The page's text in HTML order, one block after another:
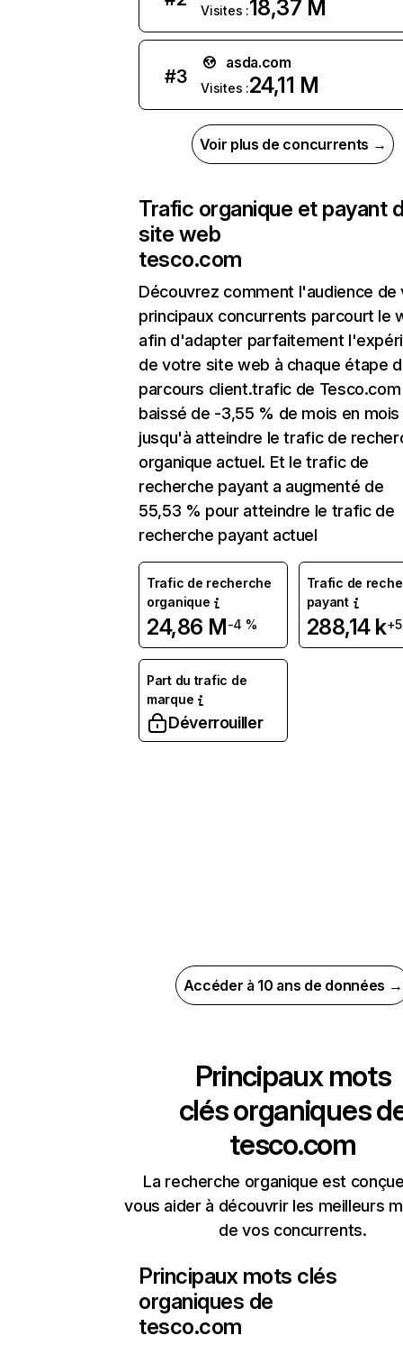
Visites :18,37 M
#3
asda.com
Visites :24,11 M
Voir plus de concurrents →
Trafic organique et payant
site web
tesco.com
Découvrez comment l'audience de
principaux concurrents parcourt le
afin d'adapter parfaitement
de votre site web à chaque étape
parcours client.trafic de Tesco.com
baissé de -3,55 % de mois en mois
jusqu'à atteindre le trafic de
organique actuel. Et le trafic de
recherche payant a augmenté de
55,53 % pour atteindre le trafic de
recherche payant actuel
Trafic de recherche
organique
24,86 M-4 %
Trafic de
payant
288,14 k
Part du trafic de
marque
Déverrouiller
Accéder à 10 ans de données →
Principaux mots
clés organiques
tesco.com
La recherche organique est
vous aider à découvrir les meilleurs
de vos concurrents.
Principaux mots clés
organiques de
tesco.com